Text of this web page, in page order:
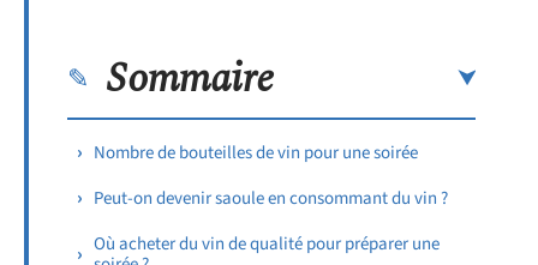
Sommaire
Nombre de bouteilles de vin pour une soirée
Peut-on devenir saoule en consommant du vin ?
Où acheter du vin de qualité pour préparer une